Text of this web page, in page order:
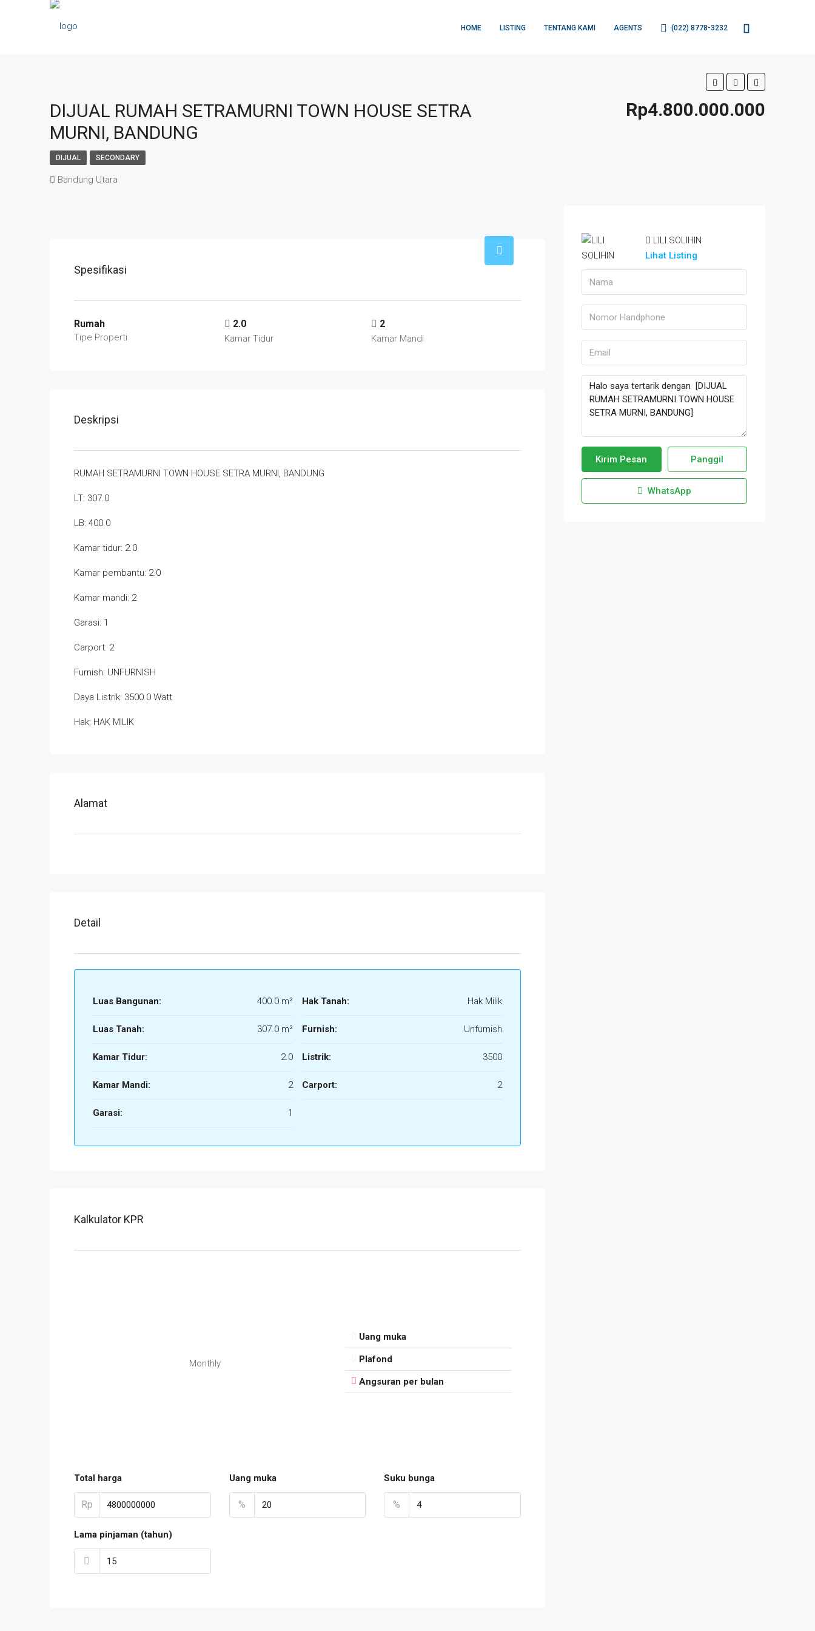
HOME LISTING TENTANG KAMI AGENTS (022) 8778-3232
DIJUAL RUMAH SETRAMURNI TOWN HOUSE SETRA
MURNI, BANDUNG
Rp4.800.000.000
DIJUAL SECONDARY
Bandung Utara
Spesifikasi
Rumah
Tipe Properti
2.0
Kamar Tidur
2
Kamar Mandi
Deskripsi
RUMAH SETRAMURNI TOWN HOUSE SETRA MURNI, BANDUNG
LT: 307.0
LB: 400.0
Kamar tidur: 2.0
Kamar pembantu: 2.0
Kamar mandi: 2
Garasi: 1
Carport: 2
Furnish: UNFURNISH
Daya Listrik: 3500.0 Watt
Hak: HAK MILIK
Alamat
Detail
Luas Bangunan: 400.0 m²
Luas Tanah: 307.0 m²
Kamar Tidur: 2.0
Kamar Mandi: 2
Garasi: 1
Hak Tanah: Hak Milik
Furnish: Unfurnish
Listrik: 3500
Carport: 2
Kalkulator KPR
Monthly
Uang muka
Plafond
Angsuran per bulan
Total harga
Rp
Uang muka
%
Suku bunga
%
Lama pinjaman (tahun)
LILI SOLIHIN
Lihat Listing
Kirim Pesan Panggil
WhatsApp